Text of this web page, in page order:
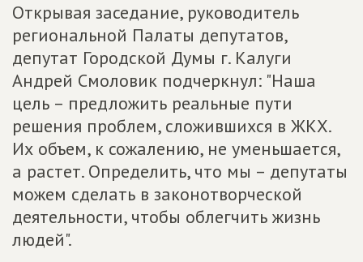
Открывая заседание, руководитель
региональной Палаты депутатов,
депутат Городской Думы г. Калуги
Андрей Смоловик подчеркнул: "Наша
цель – предложить реальные пути
решения проблем, сложившихся в ЖКХ.
Их объем, к сожалению, не уменьшается,
а растет. Определить, что мы – депутаты
можем сделать в законотворческой
деятельности, чтобы облегчить жизнь
людей".